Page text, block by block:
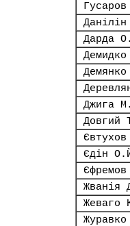
Дарда
Джига
Довгий
Єдін
Жванія
Жеваго